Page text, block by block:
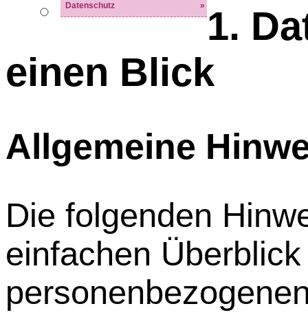
Datenschutz » 1.
einen Blick
Allgemeine
Die folgenden
einfachen